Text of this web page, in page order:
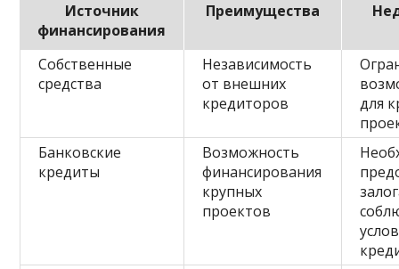
Источник
финансирования
Преимущества
Собственные
средства
Независимость
от внешних
кредиторов
для
Банковские
кредиты
Возможность
финансирования
крупных
проектов